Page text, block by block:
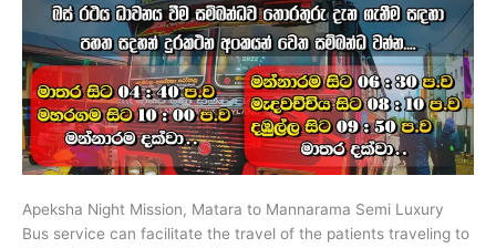
Apeksha Night Mission, Matara to Mannarama Semi Luxury
Bus service can facilitate the travel of the patients traveling to